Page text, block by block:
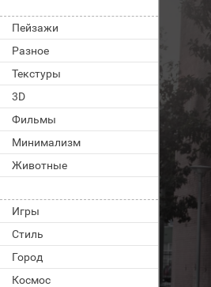
Пейзажи
Разное
Текстуры
3D
Фильмы
Минимализм
Животные
Игры
Стиль
Город
Космос